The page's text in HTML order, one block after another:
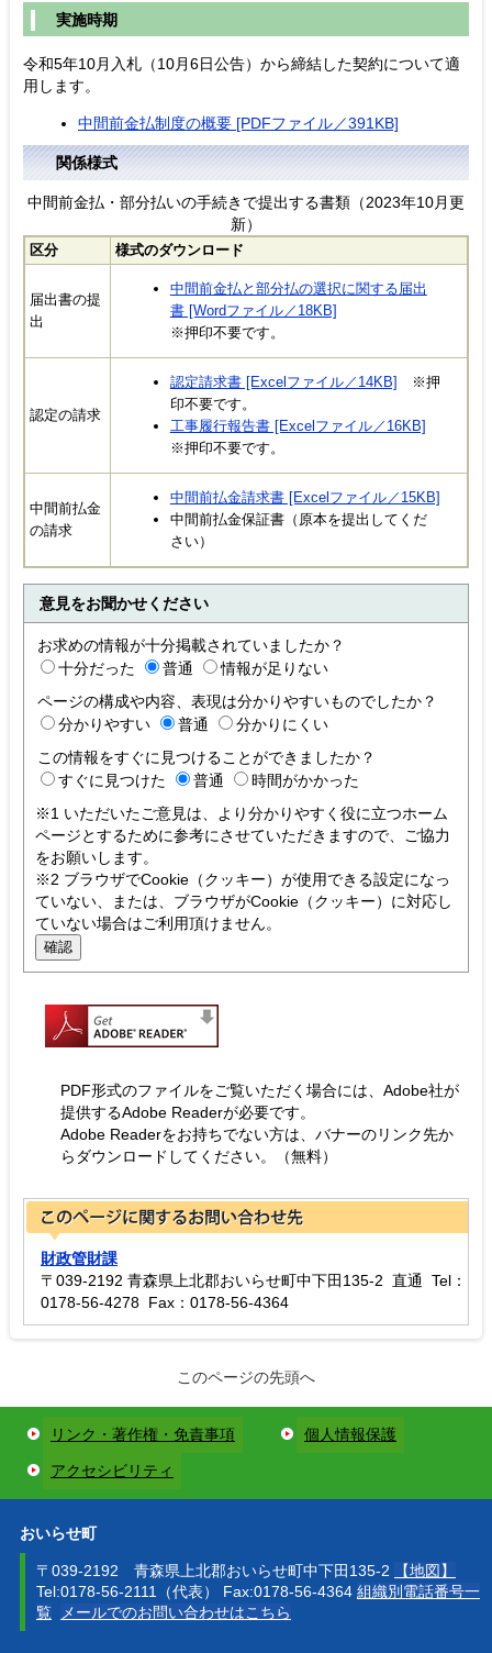
実施時期
令和5年10月入札（10月6日公告）から締結した契約について適
用します。
中間前金払制度の概要 [PDFファイル／391KB]
関係様式
中間前金払・部分払いの手続きで提出する書類（2023年10月更
新）
区分 様式のダウンロード
届出書の提
出
中間前金払と部分払の選択に関する届出
書 [Wordファイル／18KB]
※押印不要です。
認定の請求
認定請求書 [Excelファイル／14KB] ※押
印不要です。
工事履行報告書 [Excelファイル／16KB]
※押印不要です。
中間前払金
の請求
中間前払金請求書 [Excelファイル／15KB]
中間前払金保証書（原本を提出してくだ
さい）
意見をお聞かせください
お求めの情報が十分掲載されていましたか？
十分だった
普通
情報が足りない
ページの構成や内容、表現は分かりやすいものでしたか？
分かりやすい
普通
分かりにくい
この情報をすぐに見つけることができましたか？
すぐに見つけた
普通
時間がかかった
※1 いただいたご意見は、より分かりやすく役に立つホーム
ページとするために参考にさせていただきますので、ご協力
をお願いします。
※2 ブラウザでCookie（クッキー）が使用できる設定になっ
ていない、または、ブラウザがCookie（クッキー）に対応し
ていない場合はご利用頂けません。
PDF形式のファイルをご覧いただく場合には、Adobe社が
提供するAdobe Readerが必要です。
Adobe Readerをお持ちでない方は、バナーのリンク先か
らダウンロードしてください。（無料）
財政管財課
〒039-2192 青森県上北郡おいらせ町中下田135-2 直通 Tel：
0178-56-4278 Fax：0178-56-4364
このページの先頭へ
リンク・著作権・免責事項 個人情報保護
アクセシビリティ
おいらせ町
〒039-2192 青森県上北郡おいらせ町中下田135-2
【地図】
Tel:0178-56-2111（代表） Fax:0178-56-4364 組織別電話番号一
覧
メールでのお問い合わせはこちら